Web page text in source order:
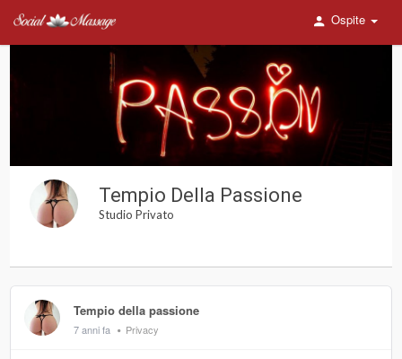
Ospite
Tempio Della Passione
Studio Privato
Tempio della passione
7 anni fa Privacy